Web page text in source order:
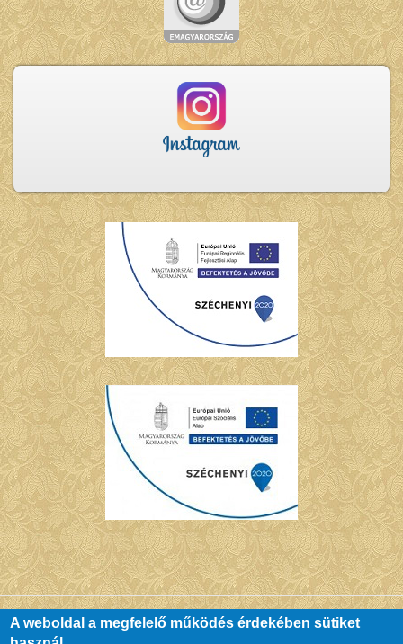
A weboldal a megfelelő működés érdekében sütiket